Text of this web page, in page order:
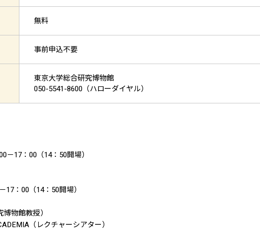
無料
事前申込不要
東京大学総合研究博物館
050-5541-8600（ハローダイヤル）
－17：00（14：50開場）
17：00（14：50開場）
物館教授）
（レクチャーシアター）